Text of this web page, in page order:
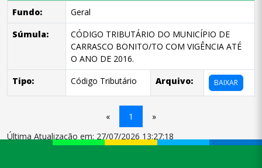
Fundo:
Geral
Súmula:
CÓDIGO TRIBUTÁRIO DO MUNICÍPIO DE
CARRASCO BONITO/TO COM VIGÊNCIA ATÉ
O ANO DE 2016.
Tipo:
Código Tributário Arquivo: BAIXAR
« 1
»
Última Atualização em: 27/07/2026 13:27:18